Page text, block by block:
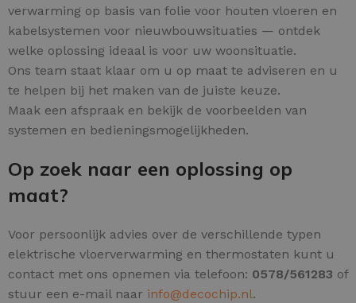
verwarming op basis van folie voor houten vloeren en
kabelsystemen voor nieuwbouwsituaties — ontdek
welke oplossing ideaal is voor uw woonsituatie.
Ons team staat klaar om u op maat te adviseren en u
te helpen bij het maken van de juiste keuze.
Maak een afspraak en bekijk de voorbeelden van
systemen en bedieningsmogelijkheden.
Op zoek naar een oplossing op
maat?
Voor persoonlijk advies over de verschillende typen
elektrische vloerverwarming en thermostaten kunt u
contact met ons opnemen via telefoon: 0578/561283 of
stuur een e-mail naar info@decochip.nl.